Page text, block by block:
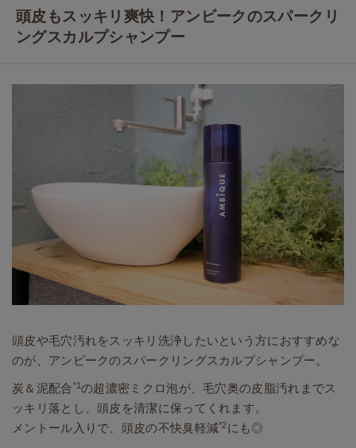
頭皮もスッキリ爽快！アンビークのスパークリ
ングスカルプシャンプー
頭皮や毛穴汚れをスッキリ洗浄したいという方におすすめな
のが、アンビークのスパークリングスカルプシャンプー。
炭＆泥配合*1の超濃密ミクロ泡が、毛穴奥の皮脂汚れまでス
ッキリ落とし、頭皮を清潔に保ってくれます。
メントール入りで、頭皮の不快臭軽減*2にも◎